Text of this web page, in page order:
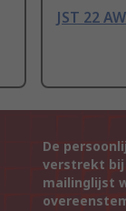
JST 22
De
verstrekt bij
mailinglijst